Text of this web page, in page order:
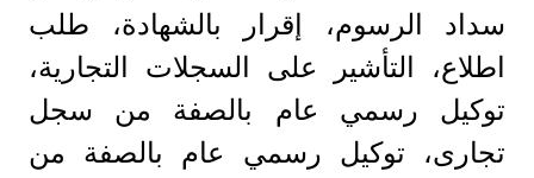
سداد الرسوم، إقرار بالشهادة، طلب
اطلاع، التأشير على السجلات التجارية،
توكيل رسمي عام بالصفة من سجل
تجارى، توكيل رسمي عام بالصفة من